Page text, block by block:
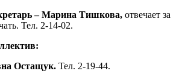
– Марина Тишкова, отвечает за
Тел. 2-14-02.
Остащук. Тел. 2-19-44.